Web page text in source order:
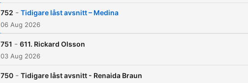
752 - Tidigare låst avsnitt – Medina
06 Aug 2026
751 - 611. Rickard Olsson
03 Aug 2026
750 - Tidigare låst avsnitt - Renaida Braun